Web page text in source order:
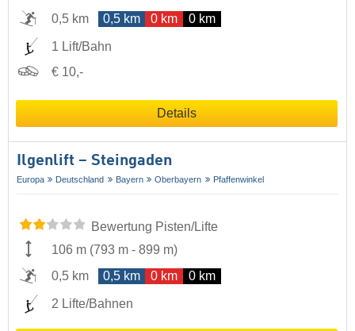
0,5 km
0,5 km 0 km 0 km
1 Lift/Bahn
€ 10,-
Details
Ilgenlift – Steingaden
Europa Deutschland Bayern Oberbayern Pfaffenwinkel
Bewertung Pisten/Lifte
106 m (793 m - 899 m)
0,5 km
0,5 km 0 km 0 km
2 Lifte/Bahnen